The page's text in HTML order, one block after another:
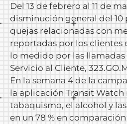
Del 13 de febrero al 11 de
disminución general del 10
quejas relacionadas con
reportadas por los clientes
lo medido por las llamadas
Servicio al Cliente,
En la semana 4 de la
la aplicación Transit Watch
tabaquismo, el alcohol y
en un 78 % en comparación